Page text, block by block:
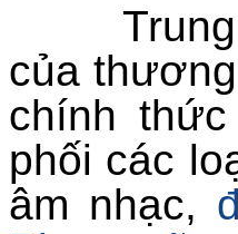
Trung
của
chính
phối các
âm nhạc,